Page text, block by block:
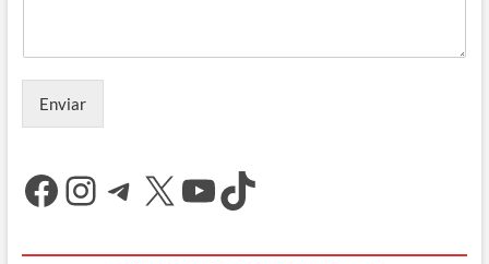
Enviar
Facebook
Instagram
Telegram
X YouTube
TikTok